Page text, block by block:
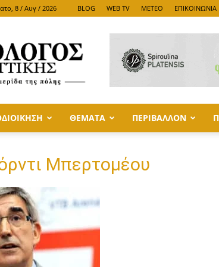
8 / Αυγ / 2026 BLOG WEB TV METEO ΕΠΙΚΟΙΝΩΝΙΑ
ΑΤΤΙΚΗΣ
ΘΕΜΑΤΑ ΠΕΡΙΒΑΛΛΟΝ
Μπερτομέου